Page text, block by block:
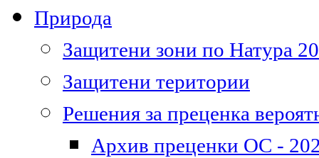
Природа
Защитени зони по Натура
Защитени територии
Решения за преценка
Архив преценки ОС -